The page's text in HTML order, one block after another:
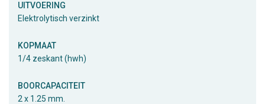
UITVOERING
Elektrolytisch verzinkt
KOPMAAT
1/4 zeskant (hwh)
BOORCAPACITEIT
2 x 1.25 mm.